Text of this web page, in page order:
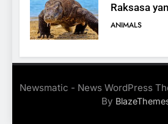
Raksasa
Indonesia
ANIMALS
6
Emas,
Dunia Satwa
ANIMALS
Newsmatic - News WordPress
By